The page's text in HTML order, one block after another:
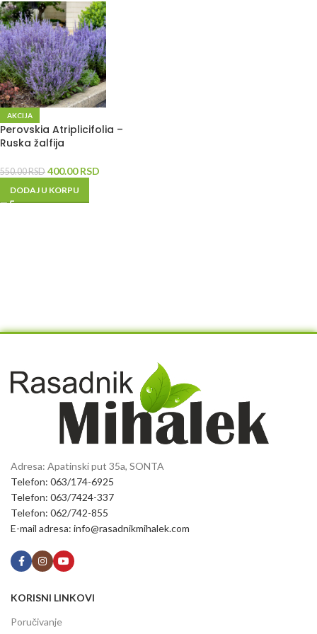
AKCIJA
Perovskia Atriplicifolia –
Ruska žalfija
550.00RSD 400.00RSD
DODAJ U KORPU
Adresa: Apatinski put 35a, SONTA
Telefon: 063/174-6925
Telefon: 063/7424-337
Telefon: 062/742-855
E-mail adresa: info@rasadnikmihalek.com
KORISNI LINKOVI
Poručivanje